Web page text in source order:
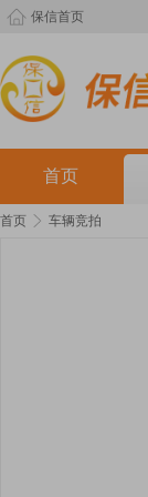
保信首页
首页
首页 车辆竞拍